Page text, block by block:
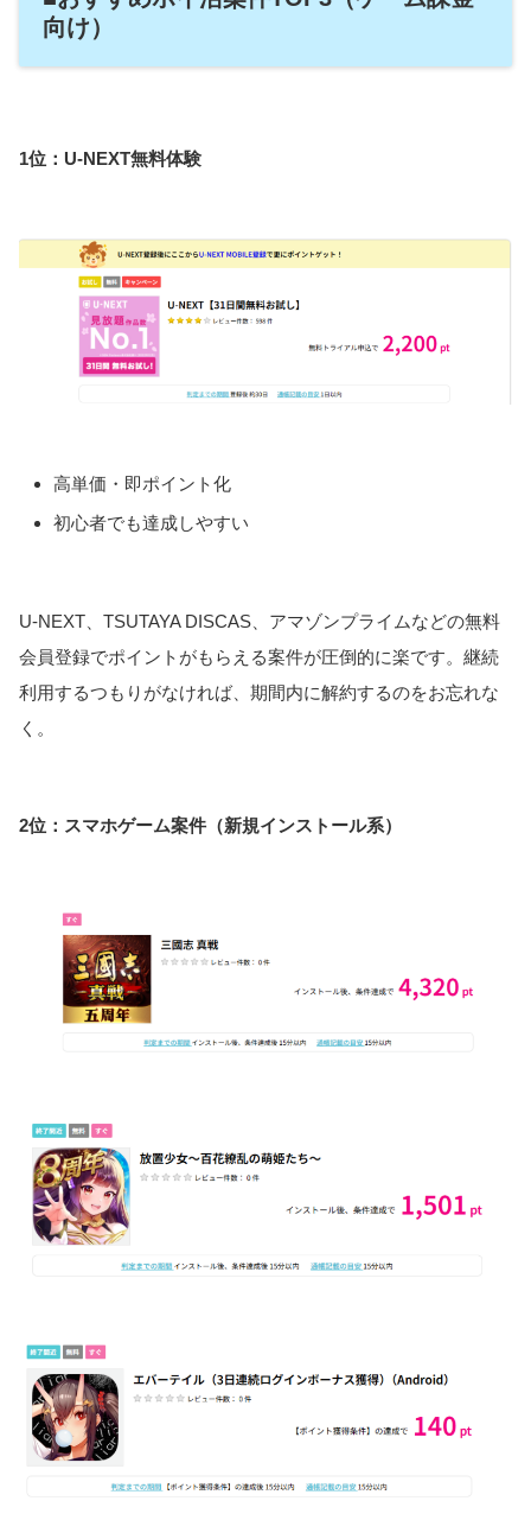
向け）
1位：U-NEXT無料体験
高単価・即ポイント化
初心者でも達成しやすい
U-NEXT、TSUTAYA DISCAS、アマゾンプライムなどの無料
会員登録でポイントがもらえる案件が圧倒的に楽です。継続
利用するつもりがなければ、期間内に解約するのをお忘れな
く。
2位：スマホゲーム案件（新規インストール系）